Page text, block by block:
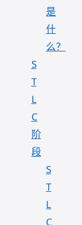
是
什
么？
S
T
L
C
阶
段
S
T
L
C